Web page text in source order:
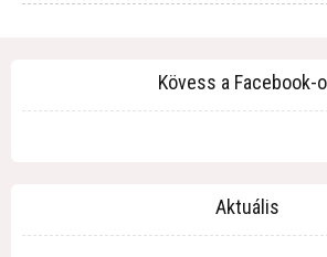
Kövess a Facebook-
Aktuális